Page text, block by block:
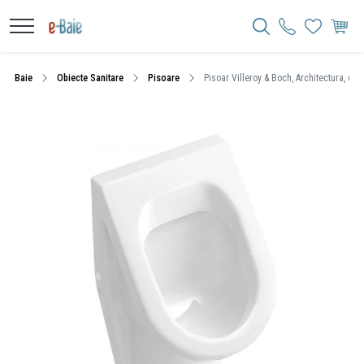
Baie Obiecte Sanitare Pisoare Pisoar Villeroy & Boch, Architectura,